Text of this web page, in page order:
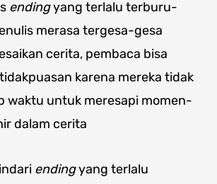
endingyang terlalu terburu-
merasa tergesa-gesa
cerita, pembaca bisa
karena mereka tidak
waktu untuk meresapi momen-
dalam cerita
endingyang terlalu